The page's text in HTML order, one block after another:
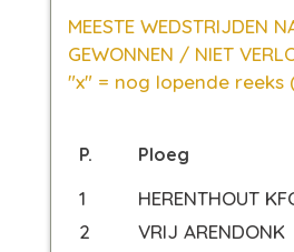
MEESTE WEDSTRIJDEN
GEWONNEN / NIET
"x" = nog lopende reeks
P. Ploeg
1
HERENTHOUT
2
VRIJ ARENDONK